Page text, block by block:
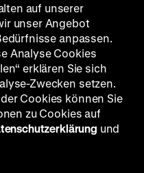
auf unserer
unser Angebot
anpassen.
Analyse Cookies
erklären Sie sich
Zwecken setzen.
Cookies können Sie
zu Cookies auf
und